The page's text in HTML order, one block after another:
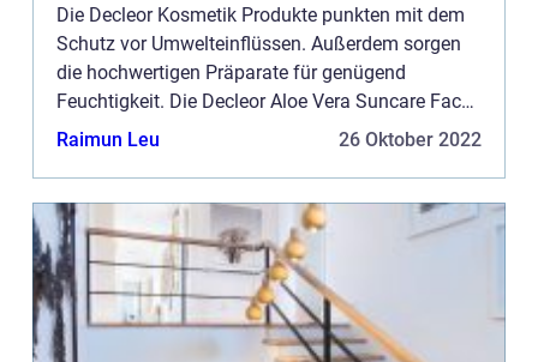
Die Decleor Kosmetik Produkte punkten mit dem
Schutz vor Umwelteinflüssen. Außerdem sorgen
die hochwertigen Präparate für genügend
Feuchtigkeit. Die Decleor Aloe Vera Suncare Face
Cream ist eine Gesichtscreme, die gleichzeitig vor
Raimun Leu 26 Oktober 2022